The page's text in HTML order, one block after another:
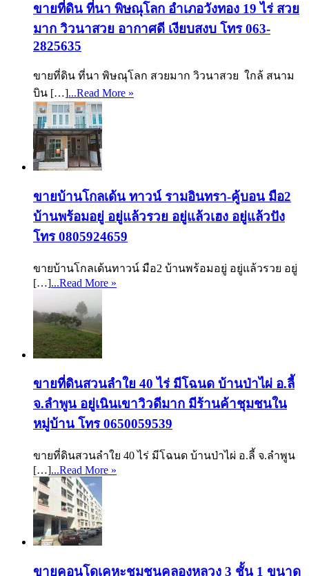
ขายที่ดิน ที่นา พิษณุโลก อำเภอวังทอง 19 ไร่ สวย
มาก วิวนาสวย อากาศดี เงียบสงบ โทร 063-
2825635
ขายที่ดิน ที่นา พิษณุโลก สวยมาก วิวนาสวย ใกล้ สนาม
บิน […]...Read More »
ขายบ้านโกลเด้น ทาวน์ รามอินทรา-คู้บอน มือ2
บ้านพร้อมอยู่ อยู่แล้วรวย อยู่แล้วเฮง อยู่แล้วปัง
โทร 0805924659
ขายบ้านโกลเด้นทาวน์ มือ2 บ้านพร้อมอยู่ อยู่แล้วรวย อยู่
[…]...Read More »
ขายที่ดินสวนลำใย 40 ไร่ มีโฉนด บ้านป่าไผ่ อ.ลี้
จ.ลำพูน อยู่เนินเขาวิวดีมาก มีร้านค้าชุมชนใน
หมู่บ้าน โทร 0650059539
ขายที่ดินสวนลำใย 40 ไร่ มีโฉนด บ้านป่าไผ่ อ.ลี้ จ.ลำพูน
[…]...Read More »
ขายคอนโดเคหะชุมชนคลองหลวง 3 ชั้น 1 ขนาด